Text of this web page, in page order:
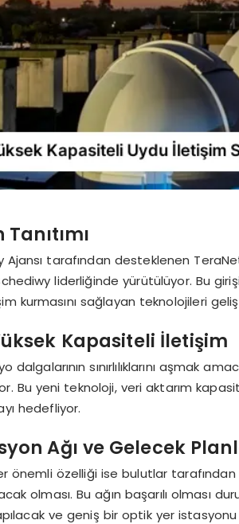
Ajansı tarafından desteklenen
liderliğinde yürütülüyor. Bu
kurmasını sağlayan teknolojileri
Kapasiteli İletişim
dalgalarının sınırlılıklarını aşmak
Bu yeni teknoloji, veri aktarım
hedefliyor.
Ağı ve Gelecek
önemli özelliği ise bulutlar
olması. Bu ağın başarılı olması
ve geniş bir optik yer istasyonu